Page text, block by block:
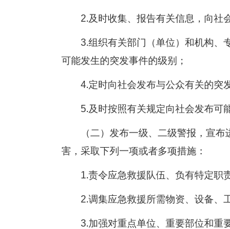
2.及时收集、报告有关信息，向社会
3.组织有关部门（单位）和机构、专
可能发生的突发事件的级别；
4.定时向社会发布与公众有关的突发
5.及时按照有关规定向社会发布可能
（二）发布一级、二级警报，宣布进
害，采取下列一项或者多项措施：
1.责令应急救援队伍、负有特定职责
2.调集应急救援所需物资、设备、工
3.加强对重点单位、重要部位和重要